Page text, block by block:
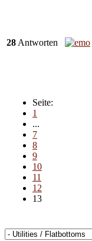
28 Antworten
Seite:
1
...
7
8
9
10
11
12
13